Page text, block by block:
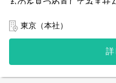
ものを見つめ直してみませ
選びの軸を見つけることは
はずです。
そんな風に、就活のスター
いる方にこそ体験してほし
本イベントは新卒の皆さま
東京（本社）
詳